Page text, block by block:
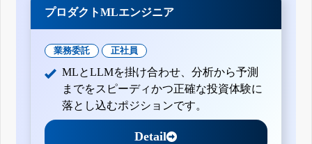
プロダクトMLエンジニア
業務委託 正社員
MLとLLMを掛け合わせ、分析から予測
までをスピーディかつ正確な投資体験に
落とし込むポジションです。
Detail